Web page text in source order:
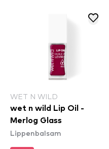
WET N WILD
wet n wild Lip Oil -
Merlog Glass
Lippenbalsam